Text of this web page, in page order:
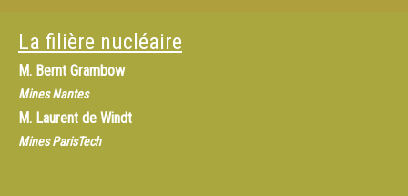
La filière nucléaire
M. Bernt Grambow
Mines Nantes
M. Laurent de Windt
Mines ParisTech